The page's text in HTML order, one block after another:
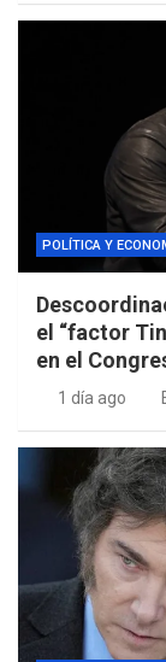
POLÍTICA Y
el “factor
en el
1 día ago